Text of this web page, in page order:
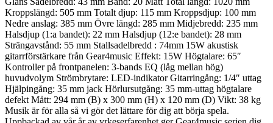
Kroppslängd: 505 mm Totalt djup: 115 mm Kroppsdjup: 100 mm
Nedre anslag: 385 mm Övre längd: 285 mm Midjebredd: 235 mm
Halsdjup (1:a bandet): 22 mm Halsdjup (12:e bandet): 28 mm
Strängavstånd: 55 mm Stallsadelbredd : 74mm 15W akustisk
gitarrförstärkare från Gear4music Effekt: 15W Högtalare: 65″
Kontroller på frontpanelen: 3-bands EQ (låg mellan hög)
huvudvolym Strömbrytare: LED-indikator Gitarringång: 1/4″ uttag
Hjälpingång: 35 mm jack Hörlursutgång: 35 mm-uttag högtalare
defekt Mått: 294 mm (B) x 300 mm (H) x 120 mm (D) Vikt: 38 kg
Musik är för alla så vi gör det lättare för dig att börja spela.